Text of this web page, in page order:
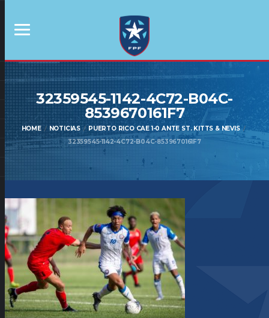
32359545-1142-4C72-B04C-
8539670161F7
HOME NOTICIAS
PUERTO RICO CAE 1-0 ANTE ST. KITTS & NEVIS
32359545-1142-4C72-B04C-8539670161F7